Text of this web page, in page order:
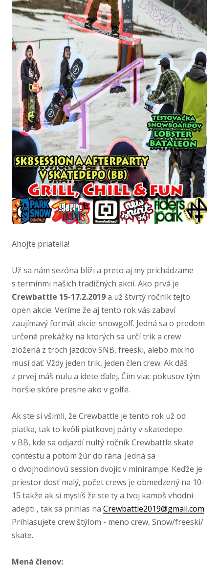
Ahojte priatelia!
Už sa nám sezóna blíži a preto aj my prichádzame
s termínmi našich tradičných akcií. Ako prvá je
Crewbattle 15-17.2.2019a už štvrtý ročník tejto
open akcie. Veríme že aj tento rok vás zabaví
zaujímavý formát akcie-​snowgolf. Jedná sa o predom
určené prekážky na ktorých sa určí trik a crew
zložená z troch jazdcov SNB, freeski, alebo mix ho
musí dať. Vždy jeden trik, jeden člen crew. Ak dáš
z prvej máš nulu a idete ďalej. Čím viac pokusov tým
horšie skóre presne ako v golfe.
Ak ste si všimli, že Crewbattle je tento rok už od
piatka, tak to kvôli piatkovej párty v skatedepe
v BB, kde sa odjazdí nultý ročník Crewbattle skate
contestu a potom žúr do rána. Jedná sa
o dvojhodinovú session dvojíc v minirampe. Keďže je
priestor dosť malý, počet crews je obmedzený na 10-​
15 takže ak si myslíš že ste ty a tvoj kamoš vhodní
adepti , tak sa prihlas na Crewbattle2019@gmail.com.
Prihlasujete crew štýlom - meno crew, Snow/​freeski/​
skate.
Mená členov: